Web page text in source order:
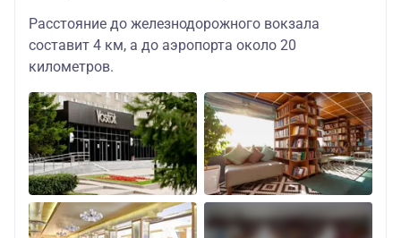
Расстояние до железнодорожного вокзала
составит 4 км, а до аэропорта около 20
километров.